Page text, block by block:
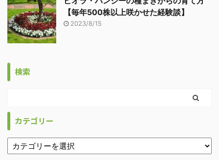
【毎年500株以上咲かせた経験談】
2023/8/15
検索
カテゴリー